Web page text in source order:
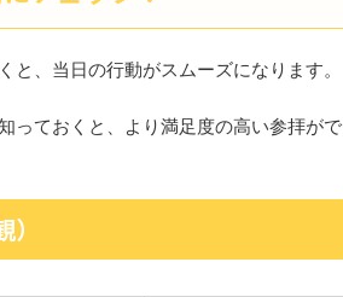
、当日の行動がスムーズになります。
っておくと、より満足度の高い参拝がで